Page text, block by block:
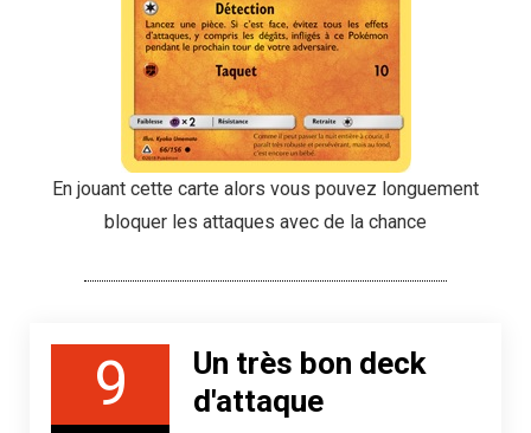
En jouant cette carte alors vous pouvez longuement
bloquer les attaques avec de la chance
9
Un très bon deck
d'attaque